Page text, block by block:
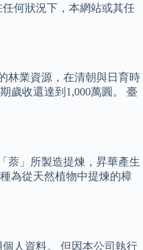
何狀況下，本網站或其任
林業資源，在清朝與日育時
歲收還達到1,000萬圓。 臺
萘」所製造提煉，昇華產生
為從天然植物中提煉的樟
人資料。 但因本公司執行